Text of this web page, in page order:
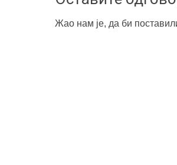
Жао нам је, да би